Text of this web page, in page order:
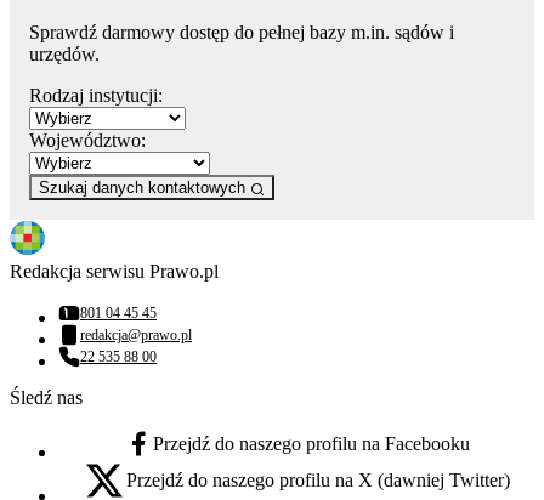
Sprawdź darmowy dostęp do pełnej bazy m.in. sądów i
urzędów.
Rodzaj instytucji:
Województwo:
Szukaj danych kontaktowych
Redakcja serwisu Prawo.pl
Numer telefonu:
801 04 45 45
Adres email:
redakcja@prawo.pl
Numer telefonu:
22 535 88 00
Śledź nas
facebook - otwiera się w nowej karcie
Przejdź do naszego profilu na Facebooku
x - otwiera się w nowej karcie
Przejdź do naszego profilu na X (dawniej Twitter)